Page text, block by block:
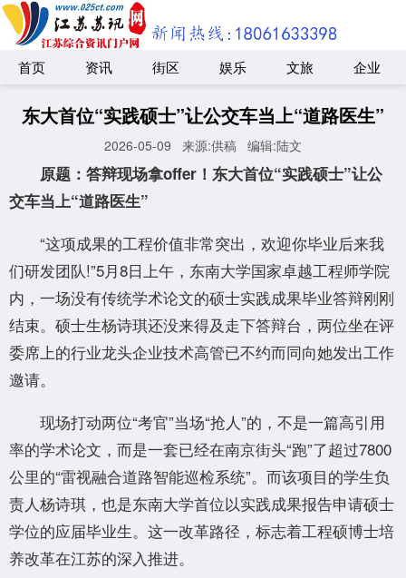
首页 资讯 街区 娱乐 文旅 企业
东大首位“实践硕士”让公交车当上“道路医生”
2026-05-09 来源:供稿 编辑:陆文
原题：答辩现场拿offer！东大首位“实践硕士”让公
交车当上“道路医生”
“这项成果的工程价值非常突出，欢迎你毕业后来我
们研发团队!”5月8日上午，东南大学国家卓越工程师学院
内，一场没有传统学术论文的硕士实践成果毕业答辩刚刚
结束。硕士生杨诗琪还没来得及走下答辩台，两位坐在评
委席上的行业龙头企业技术高管已不约而同向她发出工作
邀请。
现场打动两位“考官”当场“抢人”的，不是一篇高引用
率的学术论文，而是一套已经在南京街头“跑”了超过7800
公里的“雷视融合道路智能巡检系统”。而该项目的学生负
责人杨诗琪，也是东南大学首位以实践成果报告申请硕士
学位的应届毕业生。这一改革路径，标志着工程硕博士培
养改革在江苏的深入推进。